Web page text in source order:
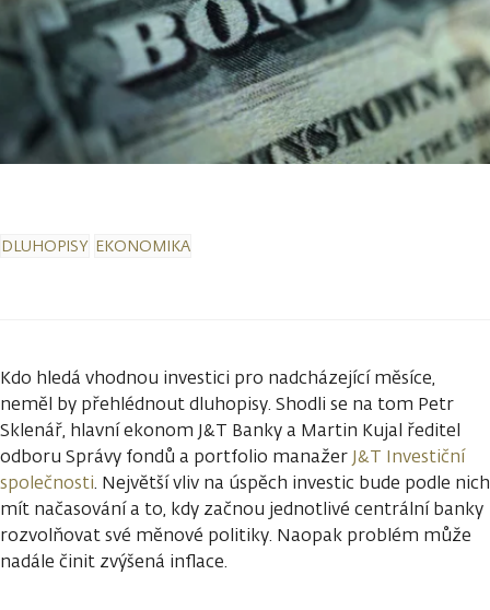
DLUHOPISY EKONOMIKA
Kdo hledá vhodnou investici pro nadcházející měsíce,
neměl by přehlédnout dluhopisy. Shodli se na tom Petr
Sklenář, hlavní ekonom J&T Banky a Martin Kujal ředitel
odboru Správy fondů a portfolio manažer J&T Investiční
společnosti. Největší vliv na úspěch investic bude podle nich
mít načasování a to, kdy začnou jednotlivé centrální banky
rozvolňovat své měnové politiky. Naopak problém může
nadále činit zvýšená inflace.